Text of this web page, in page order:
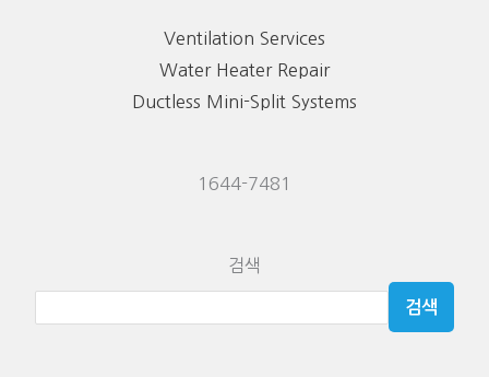
Ventilation Services
Water Heater Repair
Ductless Mini-Split Systems
1644-7481
검색
검색